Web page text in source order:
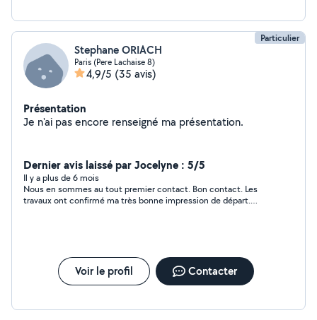
Particulier
Stephane ORIACH
Paris (Pere Lachaise 8)
4,9/5 (35 avis)
Présentation
Je n'ai pas encore renseigné ma présentation.
Dernier avis laissé par Jocelyne : 5/5
Il y a plus de 6 mois
Nous en sommes au tout premier contact. Bon contact. Les
travaux ont confirmé ma très bonne impression de départ.
Voir le profil Contacter